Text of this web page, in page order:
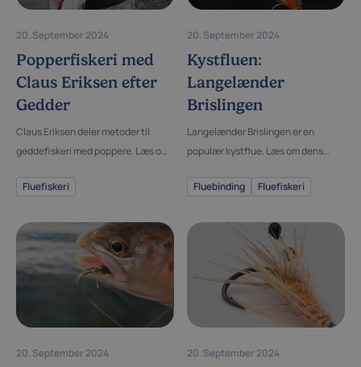
20. September 2024
Popperfiskeri med
Claus Eriksen efter
Gedder
Claus Eriksen deler metoder til
geddefiskeri med poppere. Læs om
Fluefiskeri
20. September 2024
Kystfluen:
Langelænder
Brislingen
Langelænder Brislingen er en
populær kystflue. Læs om dens
bedst til kystfiskeri.
Fluebinding Fluefiskeri
20. September 2024 20. September 2024